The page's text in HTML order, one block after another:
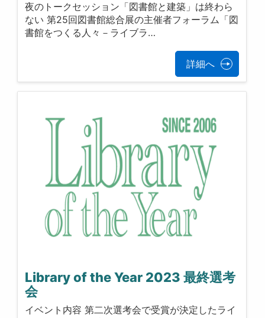
夜のトークセッション「図書館と建築」は終わら
ない 第25回図書館総合展の主催者フォーラム「図
書館をつくる人々－ライブラ…
詳細へ
Library of the Year 2023 最終選考
会
イベント内容 第二次選考会で受賞が決定したライ